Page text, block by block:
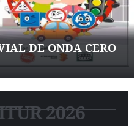
DE ONDA CERO
2026